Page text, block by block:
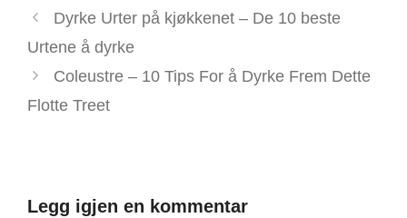
Dyrke Urter på kjøkkenet – De 10 beste
Urtene å dyrke
Coleustre – 10 Tips For å Dyrke Frem Dette
Flotte Treet
Legg igjen en kommentar